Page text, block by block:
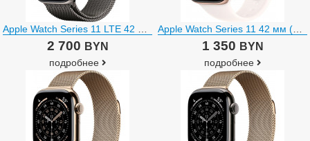
Apple Watch Series 11 LTE 42 мм (титановый корпус, природный/сланец, миланская петля)
2 700 BYN
подробнее
Apple Watch Series 11 42 мм (алюминиевый корпус, розовое золото/легкие румяна, спортивный силиконовый ремешок)
1 350 BYN
подробнее